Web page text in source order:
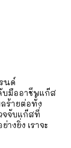
นด์
บมืออาชีพแก๊ส
ร้ายต่อทั้ง
จจับแก๊สที่
งยิ่ง เราจะ